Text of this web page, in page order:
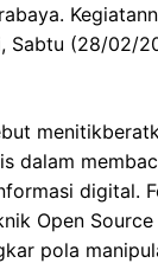
Sabtu (28/02/
dalam
digital.
Open
pola